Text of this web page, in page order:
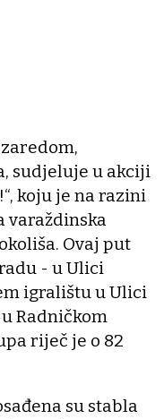
sudjeluje u akciji
koju je na razini
varaždinska
Ovaj put
- u Ulici
igralištu u Ulici
Radničkom
riječ je o 82
su stabla